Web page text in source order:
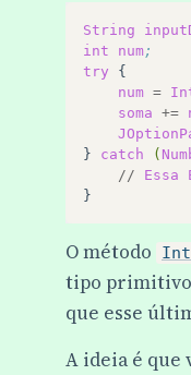
String
int
num;
try
num =
soma +=
}
catch (
//
Essa
O método
tipo primitivo
que esse
A ideia é que